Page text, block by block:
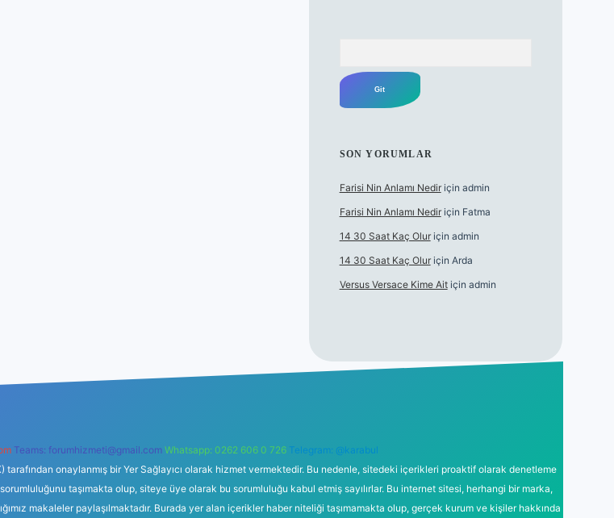
SON YORUMLAR
Farisi Nin Anlamı Nediriçin admin
Farisi Nin Anlamı Nediriçin Fatma
14 30 Saat Kaç Oluriçin admin
14 30 Saat Kaç Oluriçin Arda
Versus Versace Kime Aitiçin admin
Teams: forumhizmeti@gmail.com Whatsapp: 0262 606 0 726 Telegram: @karabul
onaylanmış bir Yer Sağlayıcı olarak hizmet vermektedir. Bu nedenle, sitedeki içerikleri proaktif olarak denetleme
taşımakta olup, siteye üye olarak bu sorumluluğu kabul etmiş sayılırlar. Bu internet sitesi, herhangi bir marka,
makaleler paylaşılmaktadır. Burada yer alan içerikler haber niteliği taşımamakta olup, gerçek kurum ve kişiler hakkında